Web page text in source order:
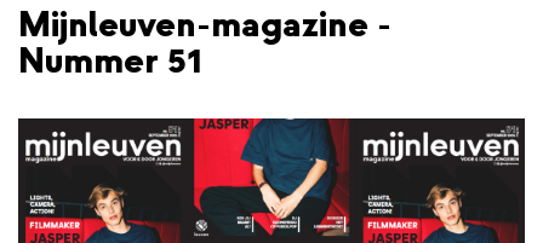
Mijnleuven-magazine -
Nummer 51